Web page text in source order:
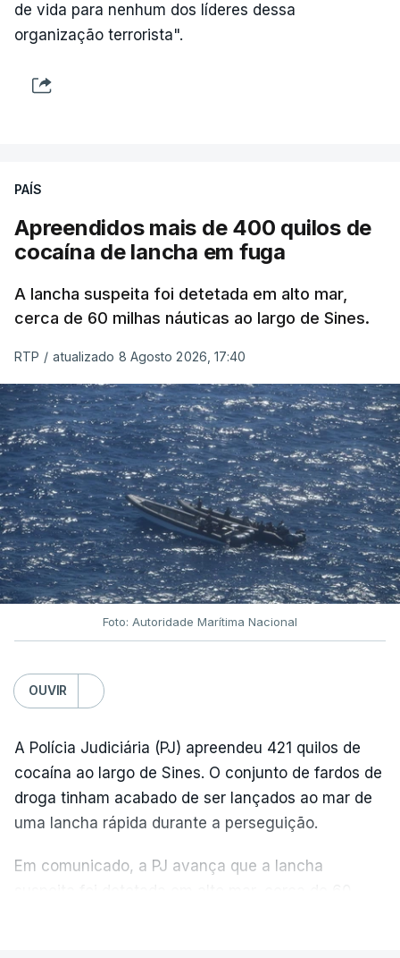
de vida para nenhum dos líderes dessa
organização terrorista".
PAÍS
Apreendidos mais de 400 quilos de
cocaína de lancha em fuga
A lancha suspeita foi detetada em alto mar,
cerca de 60 milhas náuticas ao largo de Sines.
RTP / atualizado 8 Agosto 2026, 17:40
Foto: Autoridade Marítima Nacional
OUVIR
A Polícia Judiciária (PJ) apreendeu 421 quilos de
cocaína ao largo de Sines. O conjunto de fardos de
droga tinham acabado de ser lançados ao mar de
uma lancha rápida durante a perseguição.
Em comunicado, a PJ avança que a lancha